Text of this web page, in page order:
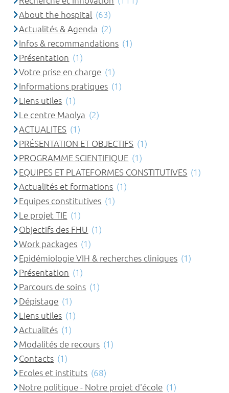
About the hospital (63)
Actualités & Agenda (2)
Infos & recommandations (1)
Présentation (1)
Votre prise en charge (1)
Informations pratiques (1)
Liens utiles (1)
Le centre Maolya (2)
ACTUALITES (1)
PRÉSENTATION ET OBJECTIFS (1)
PROGRAMME SCIENTIFIQUE (1)
EQUIPES ET PLATEFORMES CONSTITUTIVES (1)
Actualités et formations (1)
Equipes constitutives (1)
Le projet TIE (1)
Objectifs des FHU (1)
Work packages (1)
Epidémiologie VIH & recherches cliniques (1)
Présentation (1)
Parcours de soins (1)
Dépistage (1)
Liens utiles (1)
Actualités (1)
Modalités de recours (1)
Contacts (1)
Ecoles et instituts (68)
Notre politique - Notre projet d'école (1)